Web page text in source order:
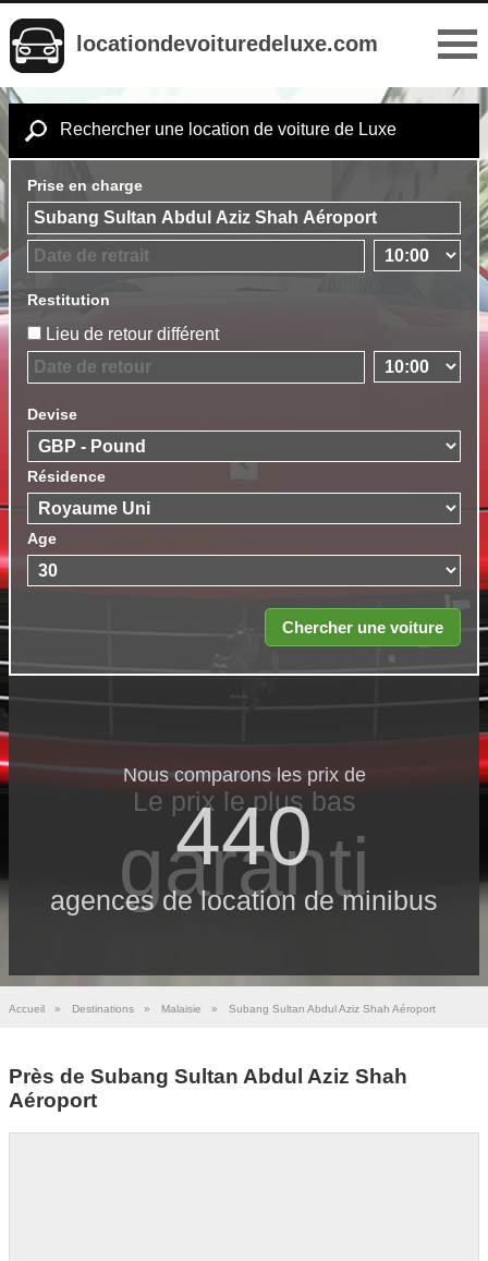
locationdevoituredeluxe.com
Rechercher une location de voiture de Luxe
Prise en charge
Restitution
Lieu de retour différent
Devise
Résidence
Age
Nous comparons les prix de
440
agences de location de minibus
Le prix le​ plus bas
garanti
Accueil » Destinations » Malaisie » Subang Sultan Abdul Aziz Shah Aéroport
Près de Subang Sultan Abdul Aziz Shah
Aéroport